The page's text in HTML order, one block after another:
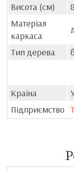
Висота (см)
Матеріал
каркаса
Тип дерева
Країна
Підприємство